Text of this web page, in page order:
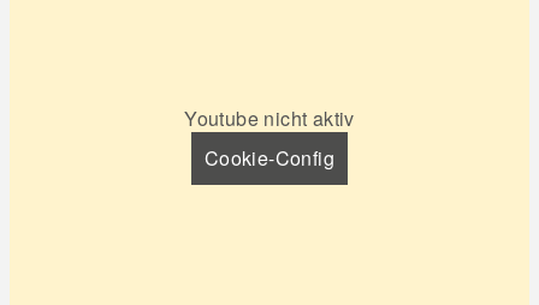
Youtube nicht aktiv
Cookie-Config